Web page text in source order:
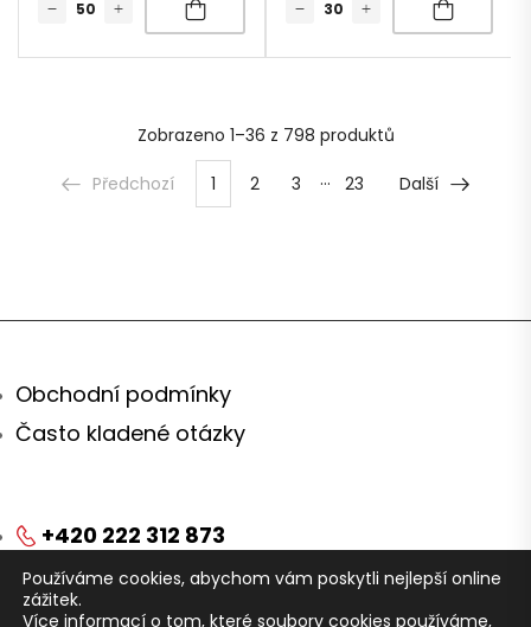
Zobrazeno 1–36 z 798 produktů
Předchozí 1 2 3 … 23 Další
Obchodní podmínky
Často kladené otázky
+420 222 312 873
obchod@arei.cz
Používáme cookies, abychom vám poskytli nejlepší online
zážitek.
Více informací o tom, které soubory cookies používáme,